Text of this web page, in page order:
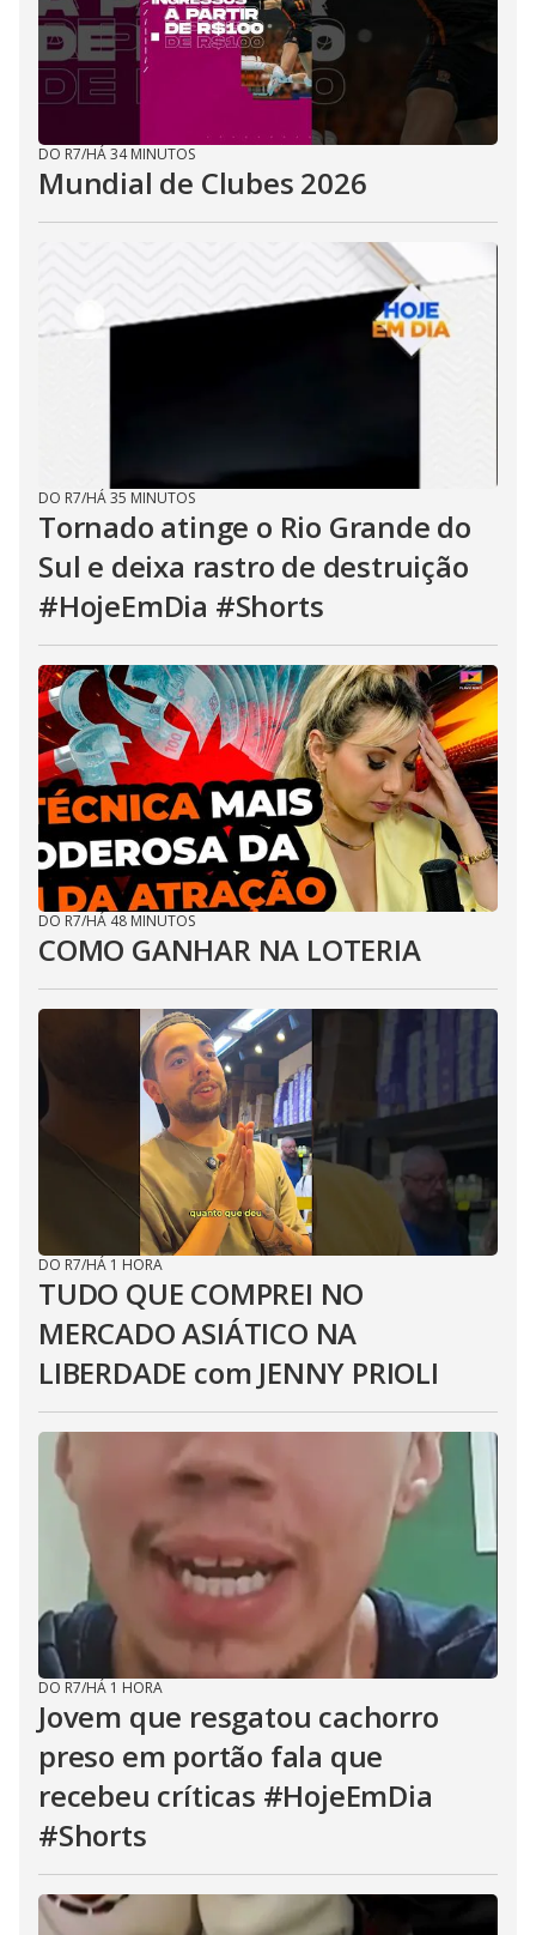
DO R7/HÁ 34 MINUTOS
Mundial de Clubes 2026
DO R7/HÁ 35 MINUTOS
Tornado atinge o Rio Grande do
Sul e deixa rastro de destruição
#HojeEmDia #Shorts
DO R7/HÁ 48 MINUTOS
COMO GANHAR NA LOTERIA
DO R7/HÁ 1 HORA
TUDO QUE COMPREI NO
MERCADO ASIÁTICO NA
LIBERDADE com JENNY PRIOLI
DO R7/HÁ 1 HORA
Jovem que resgatou cachorro
preso em portão fala que
recebeu críticas #HojeEmDia
#Shorts